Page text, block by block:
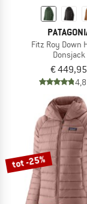
Fitz Roy Down
Donsjack
€ 449,95
4,8
tot -25%